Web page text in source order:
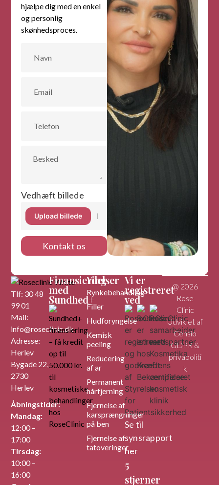
hjælpe dig med en enkel
og personlig
skønhedsproces.
Vedhæft billede
Upload billede
Kontakt os
Tlf: 30 48
99 01
Mail:
info@roseclinic.dk
Adresse:
Herlev
Bygade 22,
2730
Herlev
Åbningstider:
Mandag:
12:00 –
17:00
Tirsdag:
10:00 –
16:00
Finansiering
med
Sundhed+
Ydelser
Rynkebehandling
Filler
Hudforyngelse
Kemisk
peeling
Reducering
af ar
Permanent
hårfjerning
Fjernelse af
karsprængninger
på ben
Fjernelse af
tatoveringer
Vi er
registreret
ved
Se til​
synsrapport
her
5
stjerner
@ 2026
Rose
Clinic
Udviklet af
Censio
GDPR &
privapoliti
k